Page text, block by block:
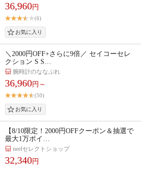
36,960円
(6)
＼2000円OFF+さらに9倍／ セイコーセレ
クション S S…
腕時計のななぷれ
36,960円～
(50)
【8/10限定！2000円OFFクーポン＆抽選で
最大1万ポイ…
neelセレクトショップ
32,340円